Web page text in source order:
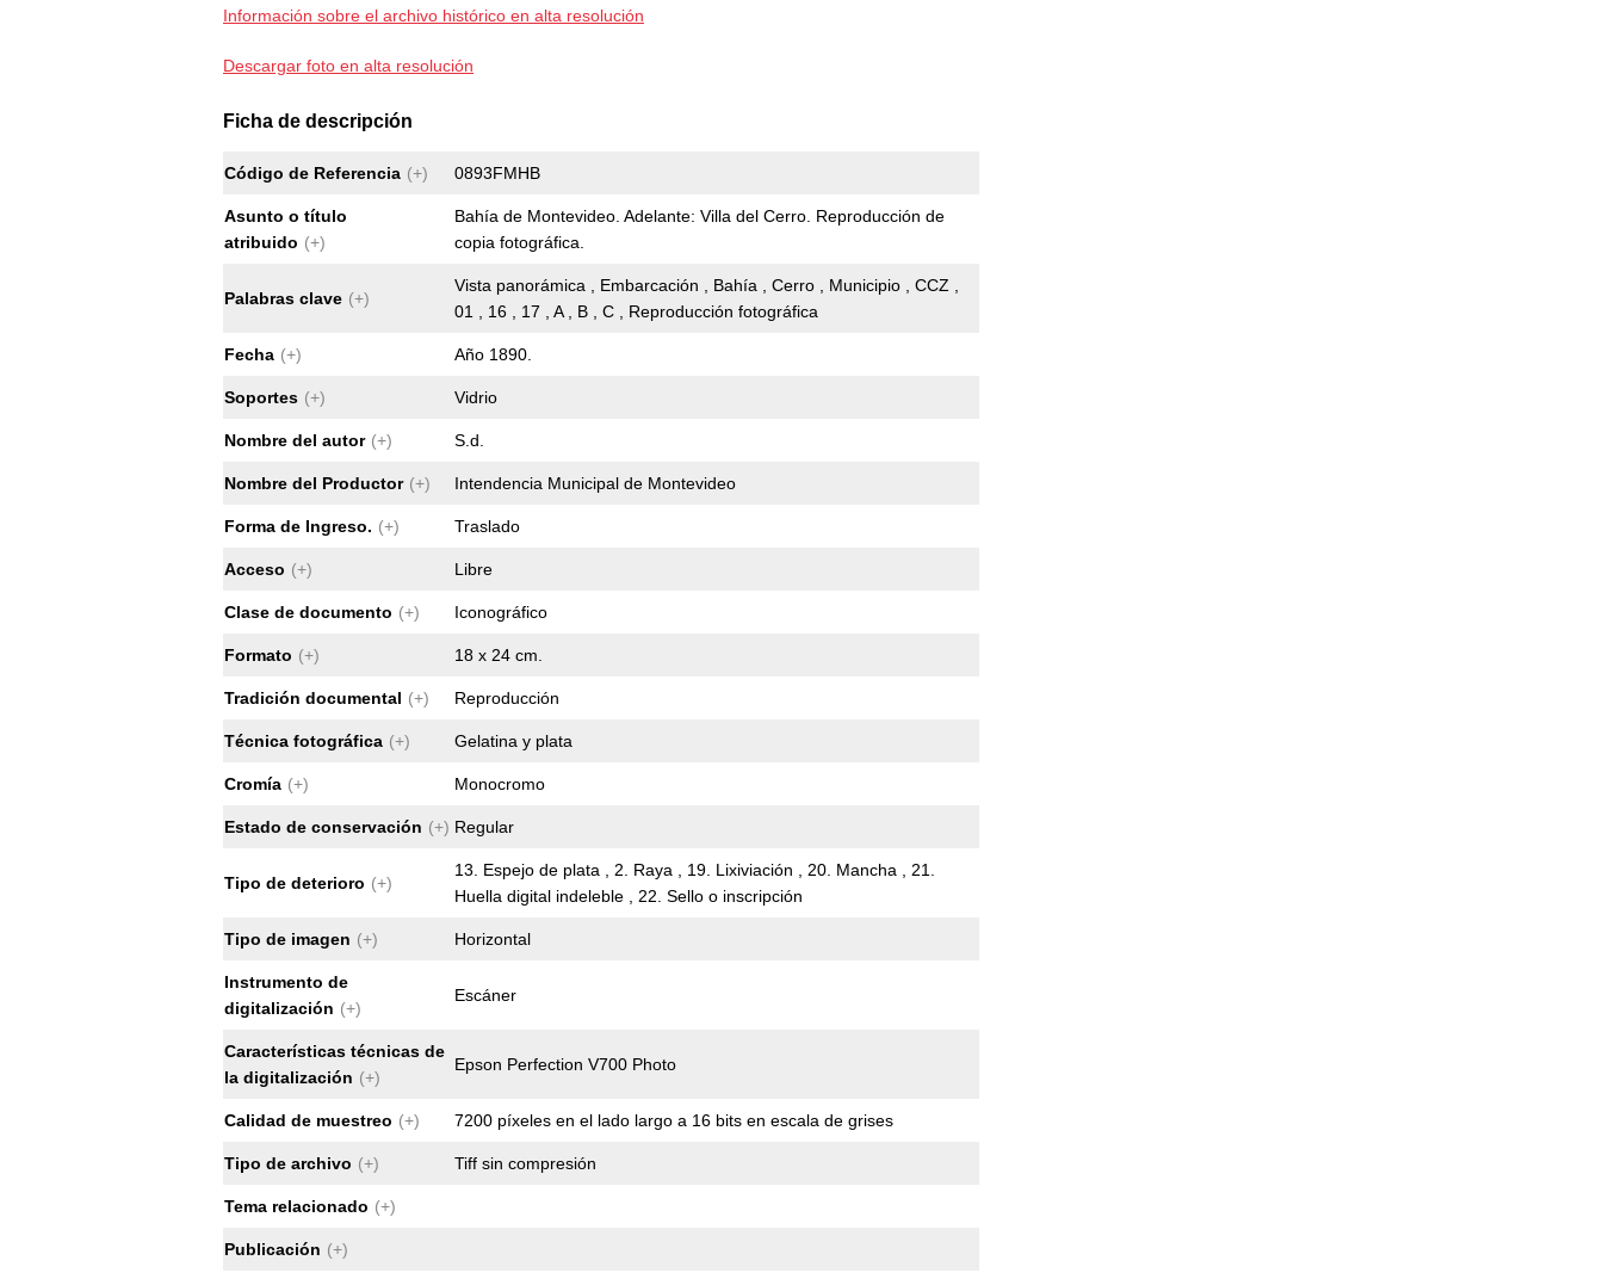
Información sobre el archivo histórico en alta resolución
Descargar foto en alta resolución
Ficha de descripción
Código de Referencia (+) 0893FMHB
Asunto o título
atribuido (+)
Bahía de Montevideo. Adelante: Villa del Cerro. Reproducción de
copia fotográfica.
Palabras clave (+)
Vista panorámica , Embarcación , Bahía , Cerro , Municipio , CCZ ,
01 , 16 , 17 , A , B , C , Reproducción fotográfica
Fecha (+) Año 1890.
Soportes (+) Vidrio
Nombre del autor (+) S.d.
Nombre del Productor (+) Intendencia Municipal de Montevideo
Forma de Ingreso. (+) Traslado
Acceso (+) Libre
Clase de documento (+) Iconográfico
Formato (+) 18 x 24 cm.
Tradición documental (+) Reproducción
Técnica fotográfica (+) Gelatina y plata
Cromía (+) Monocromo
Estado de conservación (+) Regular
Tipo de deterioro (+)
13. Espejo de plata , 2. Raya , 19. Lixiviación , 20. Mancha , 21.
Huella digital indeleble , 22. Sello o inscripción
Tipo de imagen (+) Horizontal
Instrumento de
digitalización (+)
Escáner
Características técnicas de
la digitalización (+)
Epson Perfection V700 Photo
Calidad de muestreo (+) 7200 píxeles en el lado largo a 16 bits en escala de grises
Tipo de archivo (+) Tiff sin compresión
Tema relacionado (+)
Publicación (+)